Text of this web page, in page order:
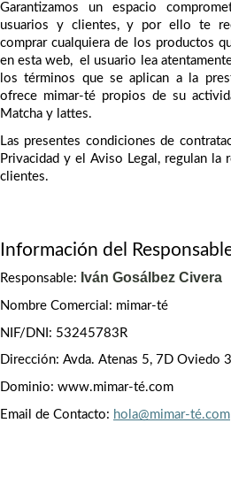
Garantizamos un espacio
usuarios y clientes, y por ello te
comprar cualquiera de los productos
en esta web,  el usuario lea
los términos que se aplican a la
ofrece mimar-té propios de su
Matcha y lattes.
Las presentes condiciones de
Privacidad y el Aviso Legal, regulan
clientes.
Información del
Responsable: Iván Gosálbez Civera
Nombre Comercial: mimar-té
NIF/DNI: 53245783R
Dirección: Avda. Atenas 5, 7D Oviedo
Dominio: www.mimar-té.com
Email de Contacto: hola@mimar-té.com